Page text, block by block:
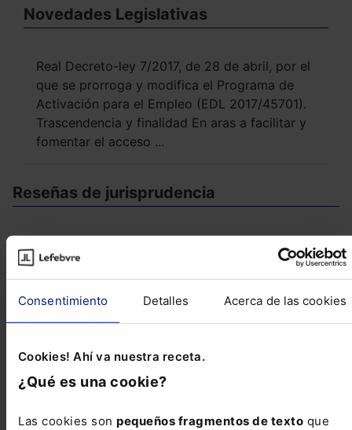
Consentimiento Detalles Acerca de las cookies
Cookies! Ahí va nuestra receta.
¿Qué es una cookie?
Las cookies son pequeños fragmentos de texto que
Novedades Legislativas
Real Decreto-ley 7/2017, de 28 de abril, por el
que se prorroga y modifica el Programa de
Activación para el Empleo (EDL 2017/45701).
Trascendencia y finalidad En aras a facilitar y
fomentar el acceso ...
Reseñas de jurisprudencia
Contencioso-administrativo
Competencia de la Administración en la
restricción de vuelos
Civil
Responsabilidad de aseguradora en seguro